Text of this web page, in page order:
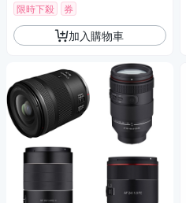
限時下殺
券
加入購物車